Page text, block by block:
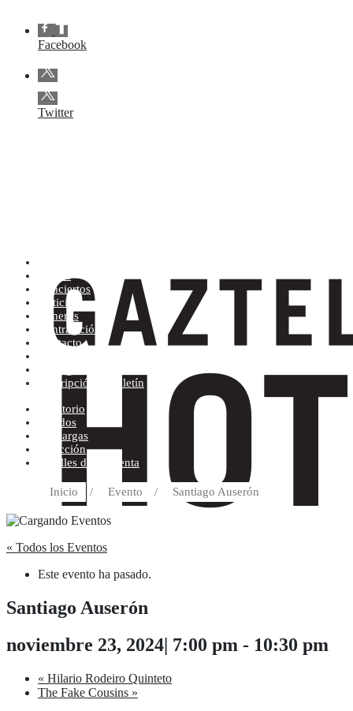
Facebook
Twitter
Tienda
Conciertos
Noticias
Géneros
Contratación
Contacto
Suscripción al boletín
Escritorio
Pedidos
Descargas
Dirección
Detalles de la cuenta
Inicio / Evento / Santiago Auserón
« Todos los Eventos
Este evento ha pasado.
Santiago Auserón
noviembre 23, 2024| 7:00 pm - 10:30 pm
« Hilario Rodeiro Quinteto
The Fake Cousins »